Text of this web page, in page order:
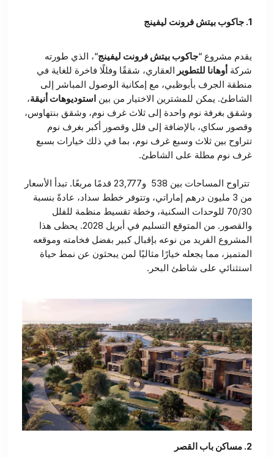
1. جاكوب بيتش فرونت ليفينج
يقدم مشروع “جاكوب بيتش فرونت ليفينج“، الذي طورته
شركة أوهانا للتطوير العقاري، شققًا وفللًا فاخرة للغاية في
منطقة الجرف بأبوظبي، مع إمكانية الوصول المباشر إلى
الشاطئ. يمكن للمشترين الاختيار من بين استوديوهات أنيقة،
وشقق بغرفة نوم واحدة إلى ثلاث غرف نوم، وشقق بنتهاوس،
وقصور سكاي، بالإضافة إلى فلل وقصور أكبر بغرف نوم
تتراوح بين ثلاث وسبع غرف نوم، بما في ذلك خيارات بسبع
غرف نوم مطلة على الشاطئ.
تتراوح المساحات بين 538 و23,777 قدمًا مربعًا. تبدأ الأسعار
من 3 مليون درهم إماراتي، وتتوفر خطط سداد، عادةً بنسبة
70/30 للوحدات السكنية، وخطة تقسيط منظمة للفلل
والقصور. من المتوقع التسليم في أبريل 2028. يحظى هذا
المشروع الفريد من نوعه بإقبال كبير بفضل فخامته وموقعه
المتميز، مما يجعله خيارًا مثاليًا لمن يبحثون عن نمط حياة
استثنائي على شاطئ البحر.
2. مساكن باب القصر